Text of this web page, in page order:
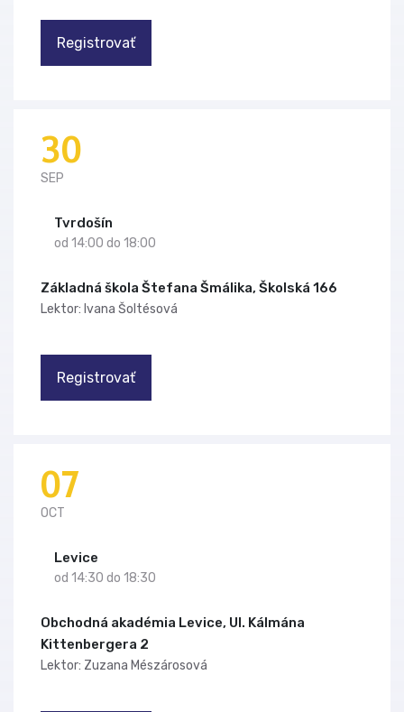
Registrovať
30
SEP
Tvrdošín
od 14:00 do 18:00
Základná škola Štefana Šmálika, Školská 166
Lektor: Ivana Šoltésová
Registrovať
07
OCT
Levice
od 14:30 do 18:30
Obchodná akadémia Levice, Ul. Kálmána
Kittenbergera 2
Lektor: Zuzana Mészárosová